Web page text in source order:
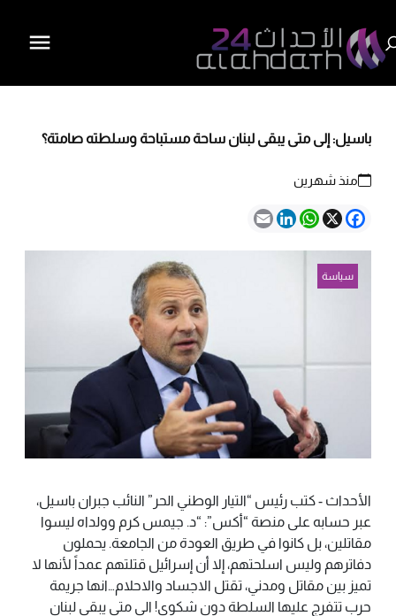
باسيل: إلى متى يبقى لبنان ساحة مستباحة وسلطته صامتة؟
منذ شهرين
Facebook
X
WhatsApp
LinkedIn
Email
سياسة
الأحداث - كتب رئيس “التيار الوطني الحر” النائب جبران باسيل،
عبر حسابه على منصة “أكس”: “د. جيمس كرم وولداه ليسوا
مقاتلين، بل كانوا في طريق العودة من الجامعة. يحملون
دفاترهم وليس اسلحتهم، إلا أن إسرائيل قتلتهم عمداً لأنها لا
تميز بين مقاتل ومدني، تقتل الاجساد والاحلام…انها جريمة
حرب تتفرج عليها السلطة دون شكوى! الى متى يبقى لبنان